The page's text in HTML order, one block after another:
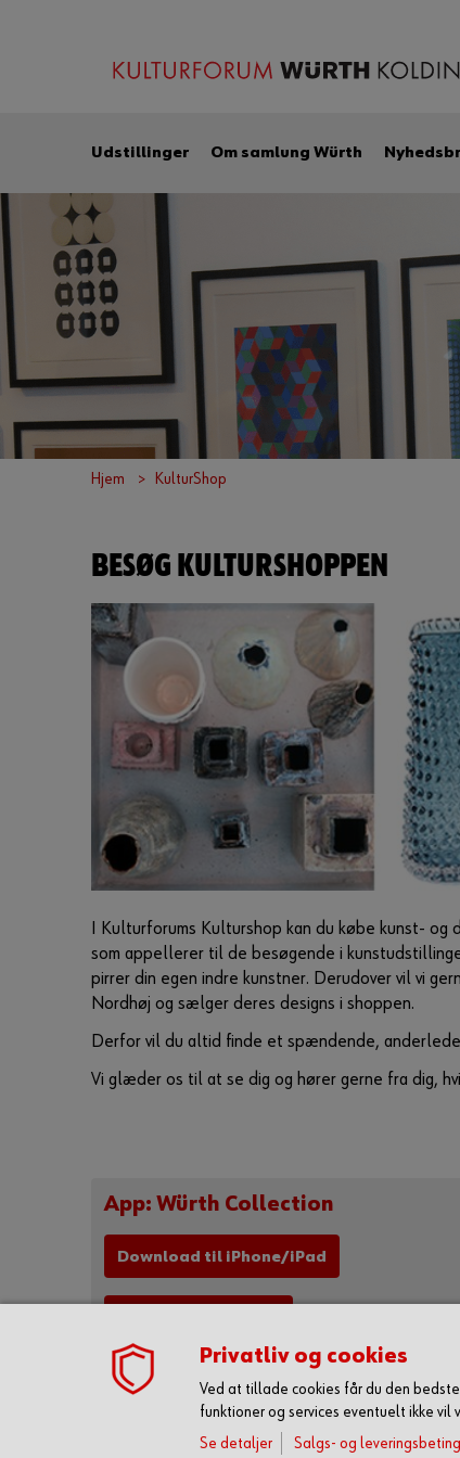
Udstillinger Om samlung Würth
Hjem KulturShop
BESØG KULTURSHOPPEN
I Kulturforums Kulturshop kan du købe kunst-
som appellerer til de besøgende i
pirrer din egen indre kunstner. Derudover vil vi
Nordhøj og sælger deres designs i shoppen.
Derfor vil du altid finde et spændende,
Vi glæder os til at se dig og hører gerne fra dig,
App: Würth Collection
Download til iPhone/iPad
Privatliv og cookies
Ved at tillade cookies får du den
funktioner og services eventuelt ikke
Se detaljer
Salgs- og